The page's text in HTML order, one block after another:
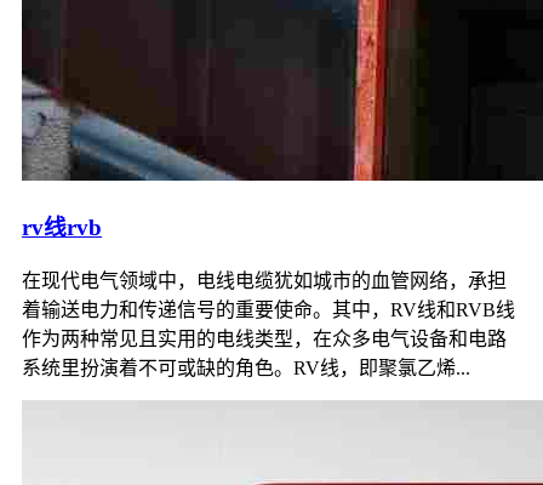
rv线rvb
在现代电气领域中，电线电缆犹如城市的血管网络，承担
着输送电力和传递信号的重要使命。其中，RV线和RVB线
作为两种常见且实用的电线类型，在众多电气设备和电路
系统里扮演着不可或缺的角色。RV线，即聚氯乙烯...